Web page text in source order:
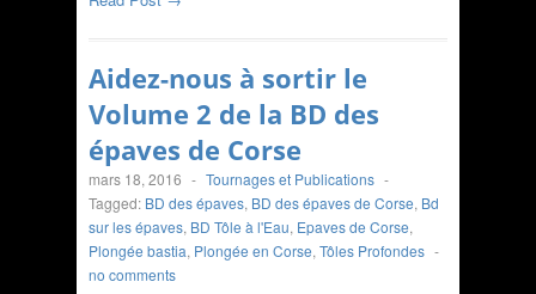
Aidez-nous à sortir le
Volume 2 de la BD des
épaves de Corse
mars 18, 2016 - Tournages et Publications -
Tagged: BD des épaves, BD des épaves de Corse, Bd
sur les épaves, BD Tôle à l'Eau, Epaves de Corse,
Plongée bastia, Plongée en Corse, Tôles Profondes -
no comments